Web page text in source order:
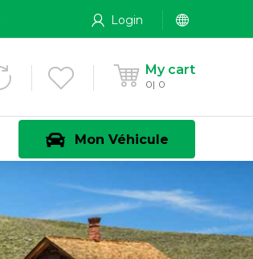
Login
My cart
0 0
Mon Véhicule